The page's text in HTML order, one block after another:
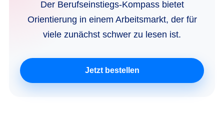
Der Berufseinstiegs-Kompass bietet
Orientierung in einem Arbeitsmarkt, der für
viele zunächst schwer zu lesen ist.
Jetzt bestellen